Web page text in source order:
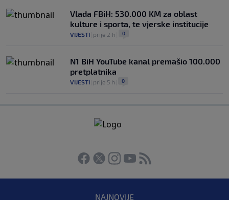
Vlada FBiH: 530.000 KM za oblast
kulture i sporta, te vjerske institucije
VIJESTI prije 2 h 0
N1 BiH YouTube kanal premašio 100.000
pretplatnika
VIJESTI prije 5 h 0
NAJNOVIJE